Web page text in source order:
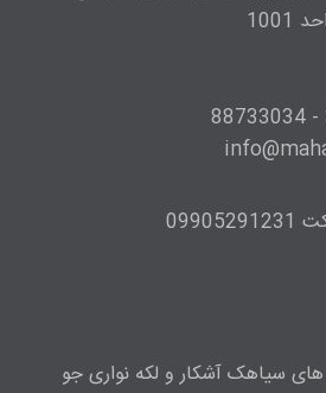
سیاهک آشکار و لکه نواری جو